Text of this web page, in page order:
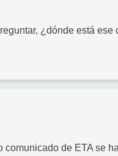
¿dónde está
de ETA se